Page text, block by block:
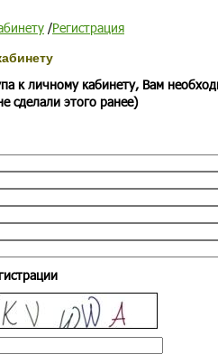
/Регистрация
к личному кабинету, Вам
сделали этого ранее)